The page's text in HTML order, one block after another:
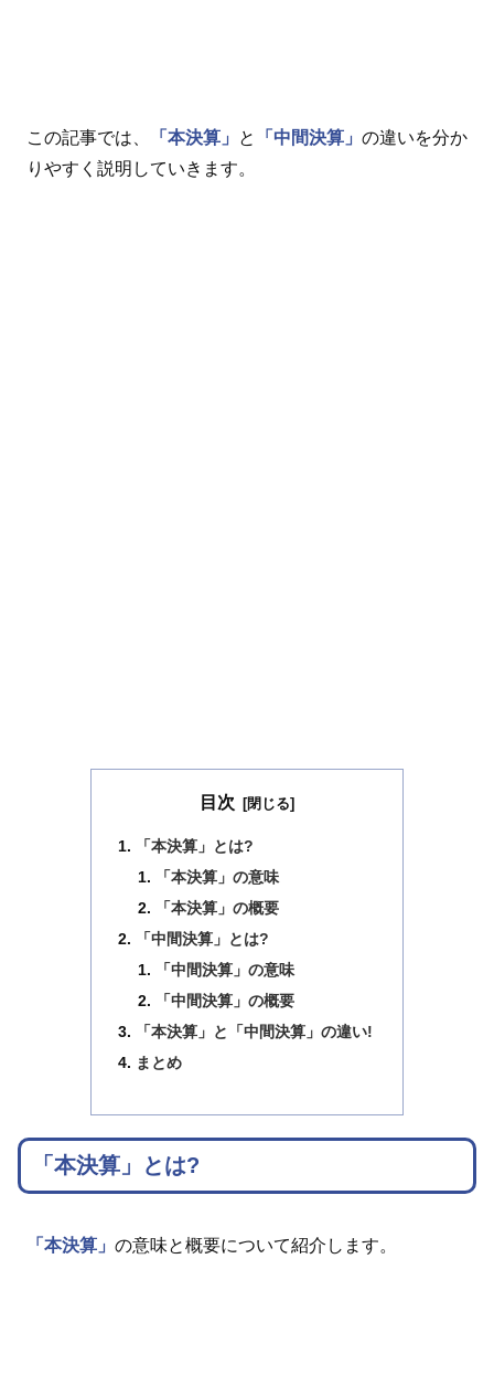
この記事では、 「本決算」 と 「中間決算」 の違いを分か
りやすく説明していきます。
目次
「本決算」とは?
「本決算」の意味
「本決算」の概要
「中間決算」とは?
「中間決算」の意味
「中間決算」の概要
「本決算」と「中間決算」の違い!
まとめ
「本決算」とは?
「本決算」 の意味と概要について紹介します。